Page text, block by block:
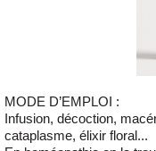
MODE D’EMPLOI :
Infusion, décoction,
cataplasme, élixir floral...